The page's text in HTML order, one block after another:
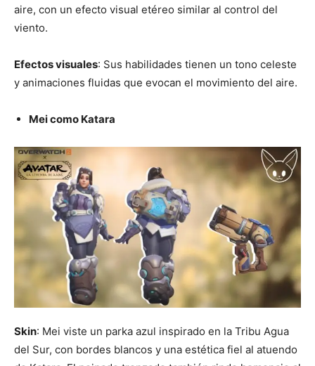
aire, con un efecto visual etéreo similar al control del
viento.
Efectos visuales: Sus habilidades tienen un tono celeste
y animaciones fluidas que evocan el movimiento del aire.
Mei como Katara
Skin: Mei viste un parka azul inspirado en la Tribu Agua
del Sur, con bordes blancos y una estética fiel al atuendo